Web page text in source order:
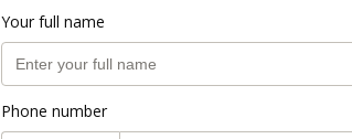
Your full name
Phone number